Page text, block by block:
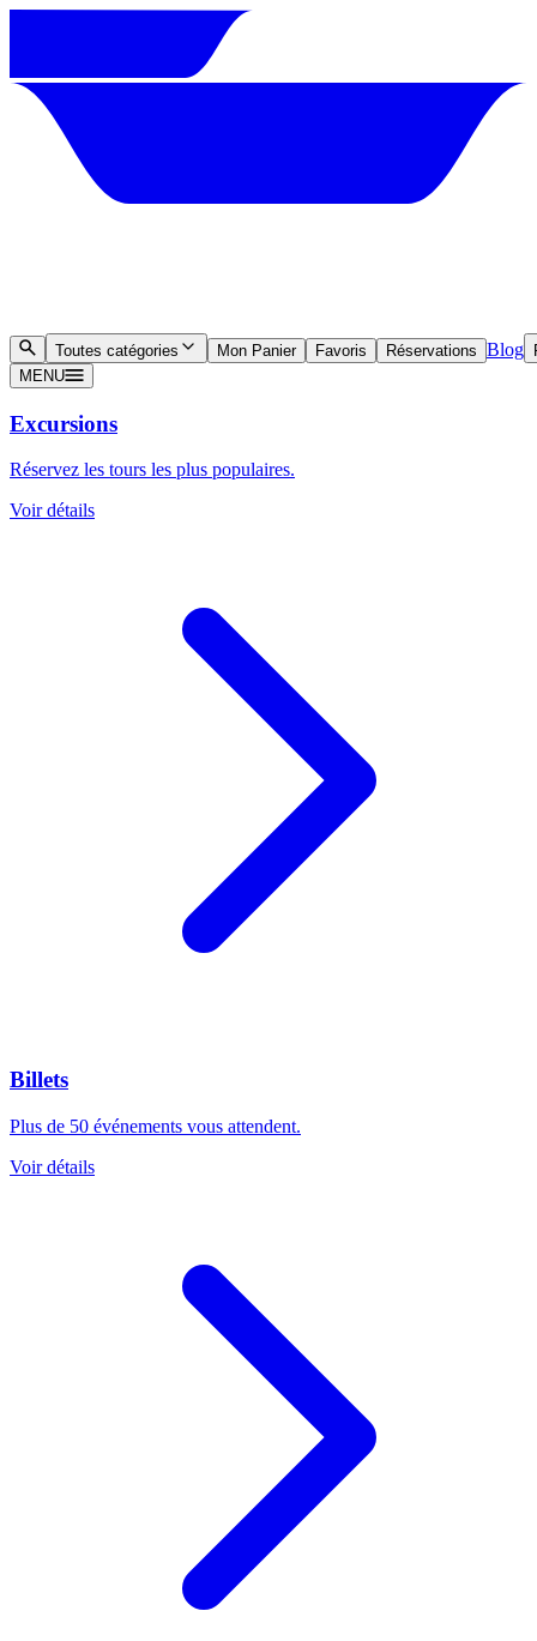
Toutes catégories Mon Panier Favoris Réservations Blog
MENU
Excursions
Réservez les tours les plus populaires.
Voir détails
Billets
Plus de 50 événements vous attendent.
Voir détails